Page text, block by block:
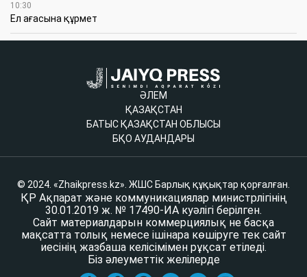
10:30
Ел ағасына құрмет
ӘЛЕМ
ҚАЗАҚСТАН
БАТЫС ҚАЗАҚСТАН ОБЛЫСЫ
БҚО АУДАНДАРЫ
© 2024. «Zhaikpress.kz». ЖШС Барлық құқықтар қорғалған.
ҚР Ақпарат және коммуникациялар министрлігінің
30.01.2019 ж. № 17490-ИА куәлігі берілген.
Сайт материалдарын коммерциялық не басқа
мақсатта толық немесе ішінара көшіруге тек сайт
иесінің жазбаша келісімімен рұқсат етіледі.
Біз әлеуметтік желілерде